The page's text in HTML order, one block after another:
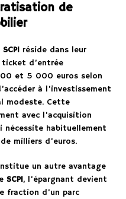
de
SCPI réside dans leur
ticket d’entrée
et 5 000 euros selon
à l’investissement
modeste. Cette
avec l’acquisition
nécessite habituellement
milliers d’euros.
un autre avantage
SCPI, l’épargnant devient
fraction d’un parc